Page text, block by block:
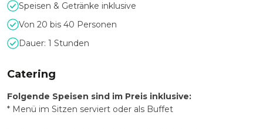
Speisen & Getränke inklusive
Von 20 bis 40 Personen
Dauer: 1 Stunden
Catering
Folgende Speisen sind im Preis inklusive:
* Menü im Sitzen serviert oder als Buffet